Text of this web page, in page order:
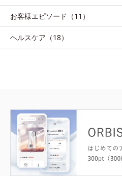
お客様エピソード（11）
ヘルスケア（18）